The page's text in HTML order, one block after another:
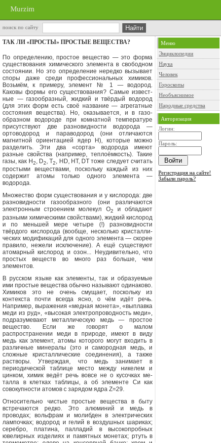
Murzim
поиск по сайту
ТАК ЛИ «ПРОСТЫ» ПРОСТЫЕ ВЕЩЕСТВА?
По определению, простое вещество — это форма
существования химическо­го элемента в свободном
состоянии. Но это определение нередко вызыва­ет
споры даже среди профессиональ­ных химиков.
Возьмём, к примеру, элемент № 1 — водород.
Каковы фор­мы его существования? Самые извест­
ные — газообразный, жидкий и твёр­дый водород
(для этих форм есть своё название — агрегатные
состояния ве­щества). Но, оказывается, и в газо­
образном водороде при комнатной температуре
присутствуют две разно­видности водорода —
ортоводород и параводород (они отличаются
магнит­ной ориентацией ядер Н), которые можно
разделить. Эти два «сорта» во­дорода имеют
разные свойства (напри­мер, теплоёмкость). Такие
газы, как Н2, D2, T2, HD, HT, DTтоже следует счи­тать
простыми веществами, посколькукаждый из них
содержит атомы толь­ко одного элемента —
водорода.
Множество форм существования и у кислорода: две
разновидности газо­образного (они различаются
электрон­ным строением молекул О2
и облада­ют
разными химическими свойствами), жидкий кислород
и по меньшей мере четыре (!) разновидности
твёрдого кис­лорода (вообще, несколько кристалли­
ческих модификаций для одного эле­мента — скорее
правило, нежели исключение). А ещё существуют
ато­марный кислород и озон... Неудиви­тельно, что
простых веществ во много раз больше, чем
элементов.
В русском языке как элементы, так и образуемые
ими простые вещества обычно называют одинаково.
Химиков это не очень смущает, поскольку из
контекста почти всегда ясно, о чём идёт речь.
Например, выражения «мед­ная монета», «выплавка
меди из руд», «высокая электропроводность меди»,
подразумевают металлическую медь — простое
вещество. Если же говорят о малом
распространении меди в приро­де, имеют в виду
медь как элемент, ато­мы которого могут входить в
различ­ные минералы (это и самородная медь, и
сложные кристаллические соедине­ния), а также
растворы. Утверждая, что медь занимает в
периодической табли­це место между никелем и
цинком, хи­мик ведёт речь вовсе не о кусочках ме­
талла в клетках таблицы, а об элементе Си как
совокупности атомов с зарядом ядра Z=29.
Относительно чистые простые ве­щества в быту
встречаются редко.Это алюминий и медь в
проводах; вольфрам и молибден в электрических
лампочках; водород и гелий в воздушных шариках;
серебро, платина, палладий в высоко­пробных
ювелирных изделиях и памят­ных монетах; ртуть в
Меню
Энциклопедии
Наука
Человек
Гороскопы
Необъяснимое
Народные средства
Авторизация
Логин:
Пароль:
Регистрация на сайте!
Забыли пароль?